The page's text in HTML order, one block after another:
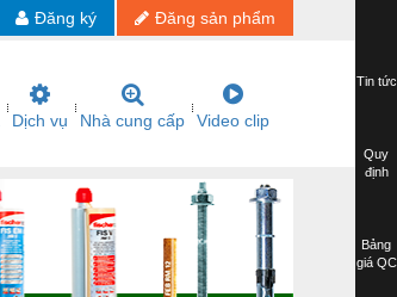
Đăng sản phẩm
Đăng ký
Dịch vụ Nhà cung cấp Video clip
Tin tức
Quy
định
Bảng
giá QC